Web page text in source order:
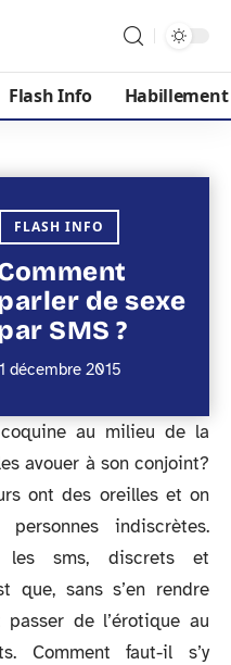
Flash Info Habillement
FLASH INFO
de sexe
SMS ?
1 décembre 2015
au milieu de la
avouer à son conjoint?
ont des oreilles et on
indiscrètes.
les sms, discrets et
que, sans s’en rendre
de l’érotique au
Comment faut-il s’y